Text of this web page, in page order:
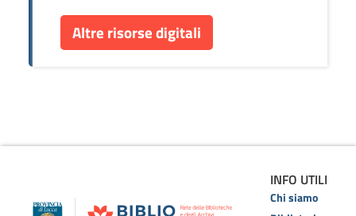
Altre risorse digitali
INFO UTILI
Chi siamo